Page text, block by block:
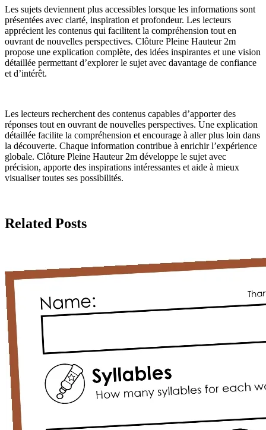
Les sujets deviennent plus accessibles lorsque les informations sont
présentées avec clarté, inspiration et profondeur. Les lecteurs
apprécient les contenus qui facilitent la compréhension tout en
ouvrant de nouvelles perspectives. Clôture Pleine Hauteur 2m
propose une explication complète, des idées inspirantes et une vision
détaillée permettant d’explorer le sujet avec davantage de confiance
et d’intérêt.
Les lecteurs recherchent des contenus capables d’apporter des
réponses tout en ouvrant de nouvelles perspectives. Une explication
détaillée facilite la compréhension et encourage à aller plus loin dans
la découverte. Chaque information contribue à enrichir l’expérience
globale. Clôture Pleine Hauteur 2m développe le sujet avec
précision, apporte des inspirations intéressantes et aide à mieux
visualiser toutes ses possibilités.
Related Posts